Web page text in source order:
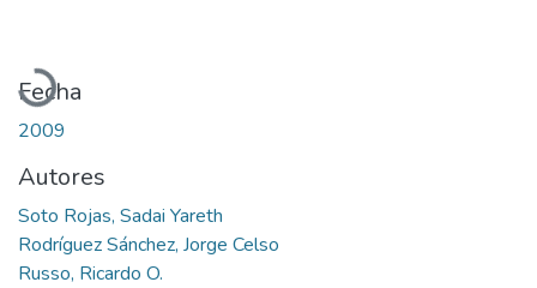
Cargando...
Fecha
2009
Autores
Soto Rojas, Sadai Yareth
Rodríguez Sánchez, Jorge Celso
Russo, Ricardo O.